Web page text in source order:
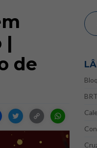
|
de
Facebook
Twitter
Copy
Link
BRT